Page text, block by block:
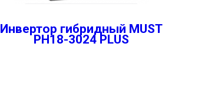
Инвертор гибридный MUST
PH18-3024 PLUS